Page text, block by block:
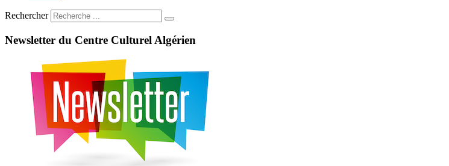
Rechercher
Newsletter du Centre Culturel Algérien